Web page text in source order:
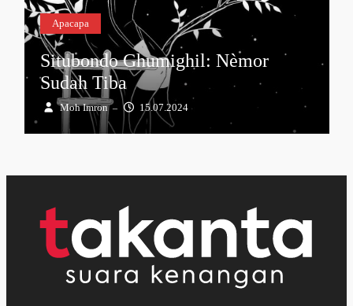
Apacapa
Situbondo Ghumighil: Nèmor
Sudah Tiba
Moh Imron – 15.07.2024